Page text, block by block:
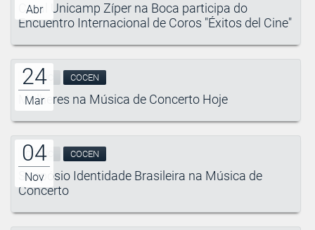
Abr
Coral Unicamp Zíper na Boca participa do
Encuentro Internacional de Coros "Éxitos del Cine"
24
Mar
CIDDIC COCEN
Mulheres na Música de Concerto Hoje
04
Nov
CIDDIC COCEN
Simpósio Identidade Brasileira na Música de
Concerto